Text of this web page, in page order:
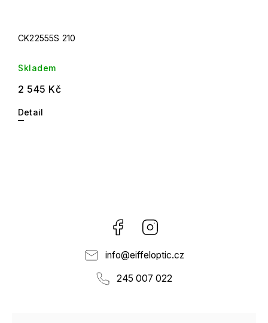
CK22555S 210
Skladem
2 545 Kč
Detail
Facebook
info@eiffeloptic.cz
245 007 022